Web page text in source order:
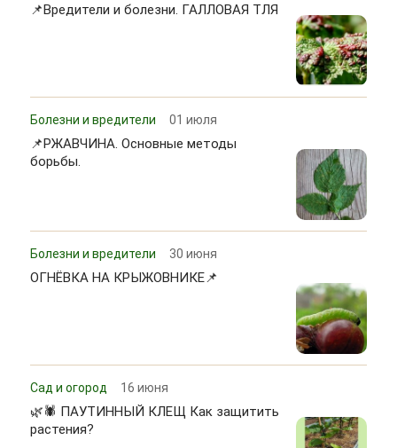
📌Вредители и болезни. ГАЛЛОВАЯ ТЛЯ
Болезни и вредители 01 июля
📌РЖАВЧИНА. Основные методы
борьбы.
Болезни и вредители 30 июня
ОГНЁВКА НА КРЫЖОВНИКЕ📌
Сад и огород 16 июня
🌿🕷 ПАУТИННЫЙ КЛЕЩ Как защитить
растения?